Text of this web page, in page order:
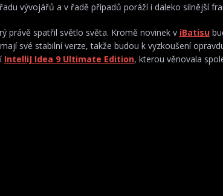
vývojářů a v řadě případů poráží i daleko silnější
právě spatřil světlo světa. Kromě novinek v iBatisu
své stabilní verze, takže budou k vyzkoušení
IntelliJ Idea 9 Ultimate Edition, kterou věnovala